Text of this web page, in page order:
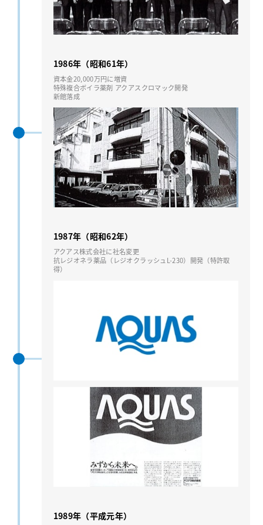
1986年（昭和61年）
資本⾦20,000万円に増資
特殊複合ボイラ薬剤 アクアスクロマック開発
新館落成
1987年（昭和62年）
アクアス株式会社に社名変更
抗レジオネラ薬品（レジオクラッシュL-230）開発（特許取
得）
1989年（平成元年）